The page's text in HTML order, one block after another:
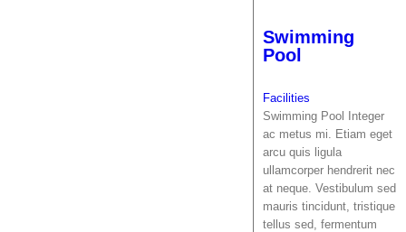
Swimming
Pool
Facilities
Swimming Pool Integer
ac metus mi. Etiam eget
arcu quis ligula
ullamcorper hendrerit nec
at neque. Vestibulum sed
mauris tincidunt, tristique
tellus sed, fermentum